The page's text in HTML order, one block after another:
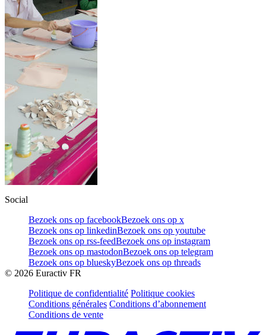
Social
Bezoek ons op facebookBezoek ons op x
Bezoek ons op linkedinBezoek ons op youtube
Bezoek ons op rss-feedBezoek ons op instagram
Bezoek ons op mastodonBezoek ons op telegram
Bezoek ons op blueskyBezoek ons op threads
© 2026 Euractiv FR
Politique de confidentialité Politique cookies
Conditions générales Conditions d’abonnement
Conditions de vente